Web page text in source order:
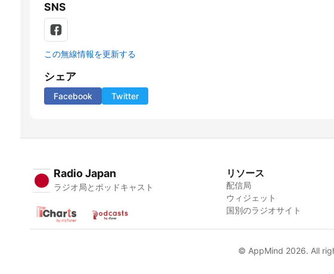
SNS
この無線情報を更新する
シェア
Facebook Twitter
Radio Japan
ラジオ局とポッドキャスト
リソース
配信局
ウィジェット
国別のラジオサイト
© AppMind 2026. All